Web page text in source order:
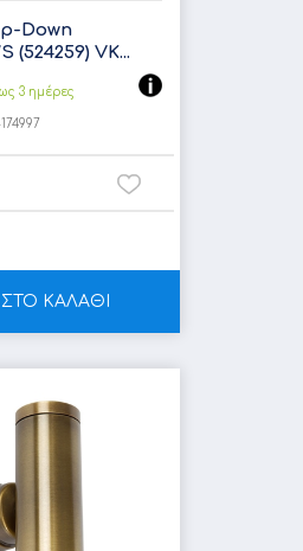
Down
(524259) VK...
3 ημέρες
ΣΤΟ ΚΑΛΑΘΙ